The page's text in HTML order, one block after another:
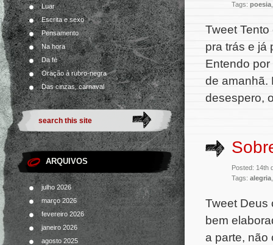
Luar
Escrita e sexo
Pensamento
Na hora
Da fé
Oração à rubro-negra
Das cinzas, carnaval
ARQUIVOS
julho 2026
março 2026
fevereiro 2026
janeiro 2026
agosto 2025
Tags: poesia
Tweet
pra trás e já
Entendo
de amanhã.
desespero,
Posted: 14th
Tags: alegria
Tweet Deus
bem
a parte, não